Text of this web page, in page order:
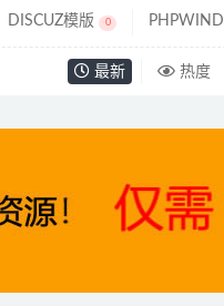
DISCUZ模版 0
最新 热度